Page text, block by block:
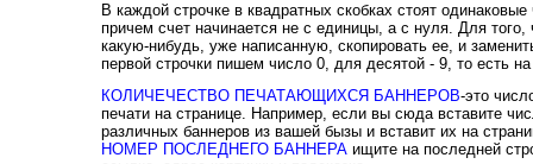
В каждой строчке в квадратных скобках стоят
причем счет начинается не с единицы, а с нуля. Для
какую-нибудь, уже написанную, скопировать ее, и
первой строчки пишем число 0, для десятой - 9, то есть
КОЛИЧЕЧЕСТВО ПЕЧАТАЮЩИХСЯ БАННЕРОВ-это
печати на странице. Например, если вы сюда вставите
различных баннеров из вашей бызы и вставит их на
НОМЕР ПОСЛЕДНЕГО БАННЕРА ищите на последней